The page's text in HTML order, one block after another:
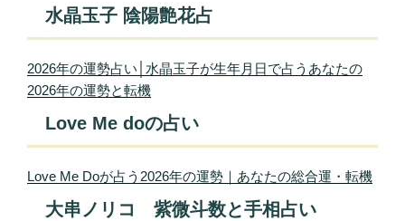
水晶玉子 陰陽艶花占
2026年の運勢占い│水晶玉子が生年月日で占うあなたの
2026年の運勢と転機
Love Me doの占い
Love Me Doが占う2026年の運勢｜あなたの総合運・転機
大串ノリコ 紫微斗数と手相占い